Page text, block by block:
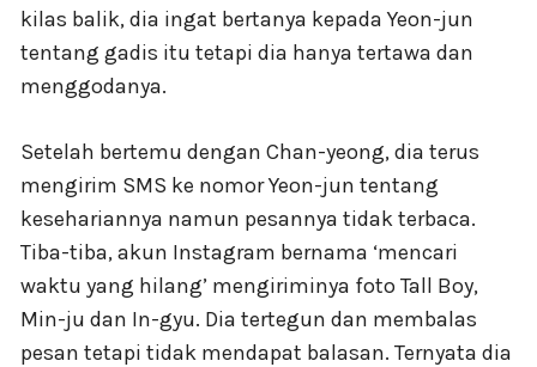
kilas balik, dia ingat bertanya kepada Yeon-jun
tentang gadis itu tetapi dia hanya tertawa dan
menggodanya.
Setelah bertemu dengan Chan-yeong, dia terus
mengirim SMS ke nomor Yeon-jun tentang
kesehariannya namun pesannya tidak terbaca.
Tiba-tiba, akun Instagram bernama ‘mencari
waktu yang hilang’ mengiriminya foto Tall Boy,
Min-ju dan In-gyu. Dia tertegun dan membalas
pesan tetapi tidak mendapat balasan. Ternyata dia